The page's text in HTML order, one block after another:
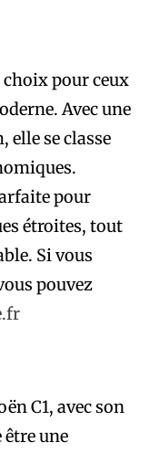
choix pour ceux
Avec une
elle se classe
pour
étroites, tout
Si vous
pouvez
C1, avec son
être une